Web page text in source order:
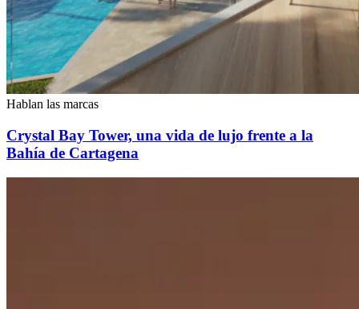
Hablan las marcas
Crystal Bay Tower, una vida de lujo frente a la
Bahía de Cartagena